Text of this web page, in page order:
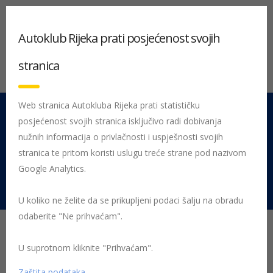
051 212 442 Centrala
Pon - Pet 08:00 - 16:00
Rujevica 9/1, 51000 Rijeka
Što donose dopune
Zakona o sigurnosti
Autoklub Rijeka prati posjećenost svojih
stranica
Web stranica Autokluba Rijeka prati statističku
posjećenost svojih stranica isključivo radi dobivanja
nužnih informacija o privlačnosti i uspješnosti svojih
stranica te pritom koristi uslugu treće strane pod nazivom
Google Analytics.
U koliko ne želite da se prikupljeni podaci šalju na obradu
odaberite "Ne prihvaćam".
U suprotnom kliknite "Prihvaćam".